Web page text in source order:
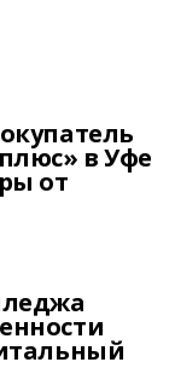
в Уфе
от